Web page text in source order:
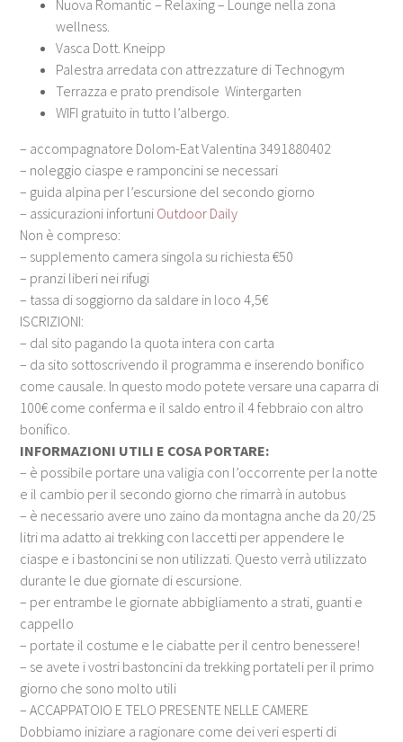
Nuova Romantic – Relaxing – Lounge nella zona
wellness.
Vasca Dott. Kneipp
Palestra arredata con attrezzature di Technogym
Terrazza e prato prendisole Wintergarten
WIFI gratuito in tutto l’albergo.
– accompagnatore Dolom-Eat Valentina 3491880402
– noleggio ciaspe e ramponcini se necessari
– guida alpina per l’escursione del secondo giorno
– assicurazioni infortuni Outdoor Daily
Non è compreso:
– supplemento camera singola su richiesta €50
– pranzi liberi nei rifugi
– tassa di soggiorno da saldare in loco 4,5€
ISCRIZIONI:
– dal sito pagando la quota intera con carta
– da sito sottoscrivendo il programma e inserendo bonifico
come causale. In questo modo potete versare una caparra di
100€ come conferma e il saldo entro il 4 febbraio con altro
bonifico.
INFORMAZIONI UTILI E COSA PORTARE:
– è possibile portare una valigia con l’occorrente per la notte
e il cambio per il secondo giorno che rimarrà in autobus
– è necessario avere uno zaino da montagna anche da 20/25
litri ma adatto ai trekking con laccetti per appendere le
ciaspe e i bastoncini se non utilizzati. Questo verrà utilizzato
durante le due giornate di escursione.
– per entrambe le giornate abbigliamento a strati, guanti e
cappello
– portate il costume e le ciabatte per il centro benessere!
– se avete i vostri bastoncini da trekking portateli per il primo
giorno che sono molto utili
– ACCAPPATOIO E TELO PRESENTE NELLE CAMERE
Dobbiamo iniziare a ragionare come dei veri esperti di